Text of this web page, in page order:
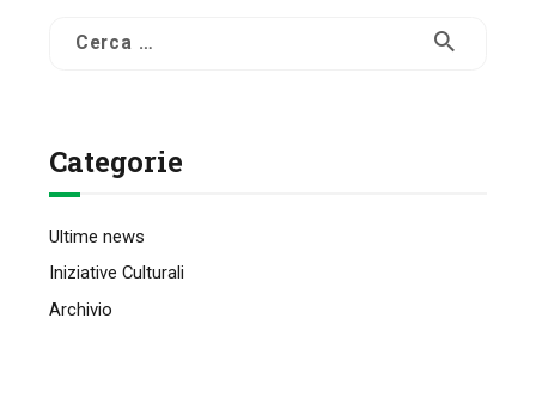
Ricerca
Categorie
Ultime news
Iniziative Culturali
Archivio